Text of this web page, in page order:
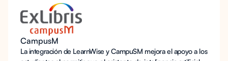
CampusM
La integración de LearnWise y CampuSM mejora el apoyo a los